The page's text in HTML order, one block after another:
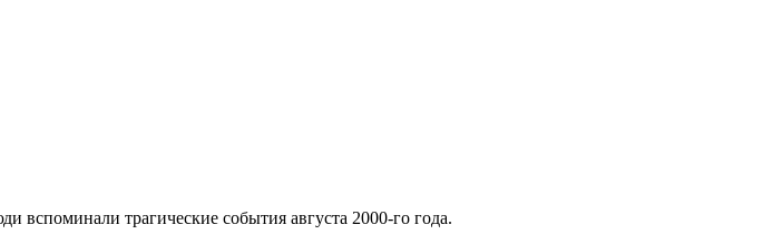
вспоминали трагические события августа 2000-го года.